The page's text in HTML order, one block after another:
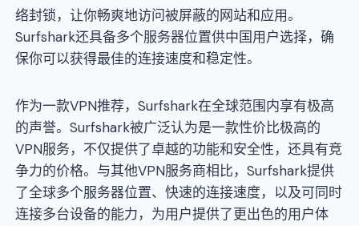
络封锁，让你畅爽地访问被屏蔽的网站和应用。
Surfshark还具备多个服务器位置供中国用户选择，确
保你可以获得最佳的连接速度和稳定性。
作为一款VPN推荐，Surfshark在全球范围内享有极高
的声誉。Surfshark被广泛认为是一款性价比极高的
VPN服务，不仅提供了卓越的功能和安全性，还具有竞
争力的价格。与其他VPN服务商相比，Surfshark提供
了全球多个服务器位置、快速的连接速度，以及可同时
连接多台设备的能力，为用户提供了更出色的用户体